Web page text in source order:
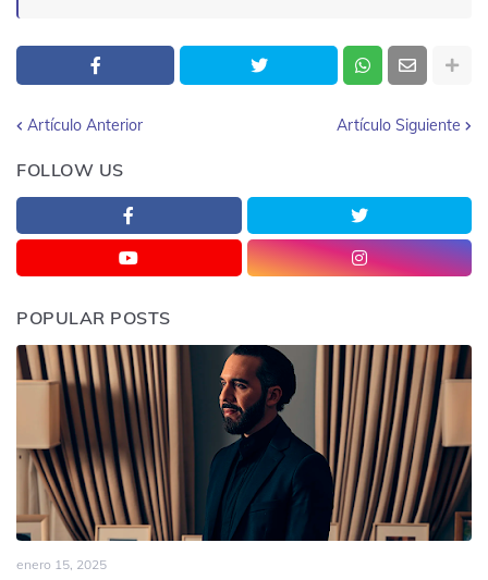
Artículo Anterior Artículo Siguiente
FOLLOW US
POPULAR POSTS
enero 15, 2025